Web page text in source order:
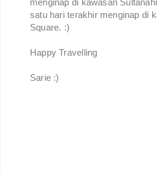
satu hari terakhir menginap di
Square. :)
Happy Travelling
Sarie :)